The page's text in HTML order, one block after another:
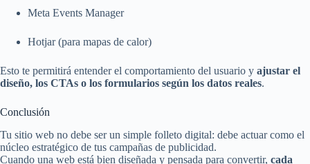
Meta Events Manager
Hotjar (para mapas de calor)
Esto te permitirá entender el comportamiento del usuario y ajustar el
diseño, los CTAs o los formularios según los datos reales.
Conclusión
Tu sitio web no debe ser un simple folleto digital: debe actuar como el
núcleo estratégico de tus campañas de publicidad.
Cuando una web está bien diseñada y pensada para convertir, cada